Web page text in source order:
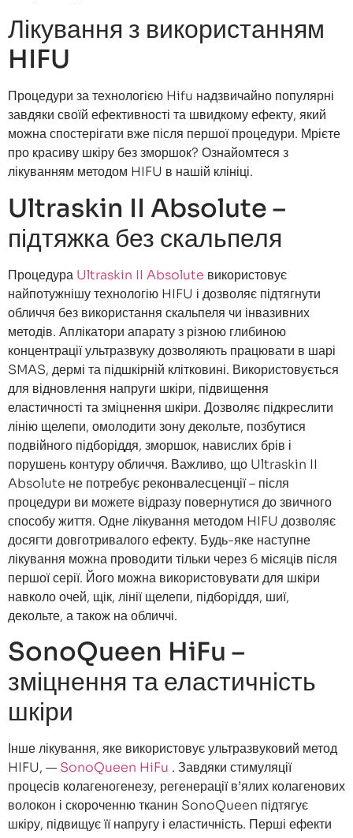
Лікування з використанням
HIFU
Процедури за технологією Hifu надзвичайно популярні
завдяки своїй ефективності та швидкому ефекту, який
можна спостерігати вже після першої процедури. Мрієте
про красиву шкіру без зморшок? Ознайомтеся з
лікуванням методом HIFU в нашій клініці.
Ultraskin II Absolute –
підтяжка без скальпеля
Процедура Ultraskin II Absolute використовує
найпотужнішу технологію HIFU і дозволяє підтягнути
обличчя без використання скальпеля чи інвазивних
методів. Аплікатори апарату з різною глибиною
концентрації ультразвуку дозволяють працювати в шарі
SMAS, дермі та підшкірній клітковині. Використовується
для відновлення напруги шкіри, підвищення
еластичності та зміцнення шкіри. Дозволяє підкреслити
лінію щелепи, омолодити зону декольте, позбутися
подвійного підборіддя, зморшок, навислих брів і
порушень контуру обличчя. Важливо, що Ultraskin II
Absolute не потребує реконвалесценції – після
процедури ви можете відразу повернутися до звичного
способу життя. Одне лікування методом HIFU дозволяє
досягти довготривалого ефекту. Будь-яке наступне
лікування можна проводити тільки через 6 місяців після
першої серії. Його можна використовувати для шкіри
навколо очей, щік, лінії щелепи, підборіддя, шиї,
декольте, а також на обличчі.
SonoQueen HiFu –
зміцнення та еластичність
шкіри
Інше лікування, яке використовує ультразвуковий метод
HIFU, — SonoQueen HiFu . Завдяки стимуляції
процесів колагеногенезу, регенерації в’ялих колагенових
волокон і скороченню тканин SonoQueen підтягує
шкіру, підвищує її напругу і еластичність. Перші ефекти